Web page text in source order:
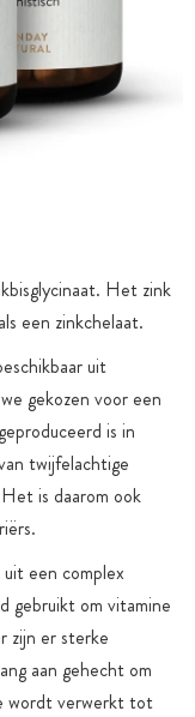
Het zink
een zinkchelaat.
uit
gekozen voor een
is in
twijfelachtige
is daarom ook
een complex
gebruikt om vitamine
zijn er sterke
aan gehecht om
wordt verwerkt tot